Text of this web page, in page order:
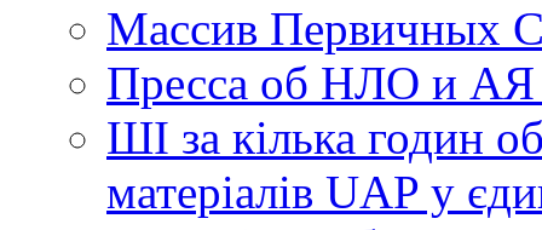
Массив Первичных
Пресса об НЛО и
ШІ за кілька годин
матеріалів UAP у